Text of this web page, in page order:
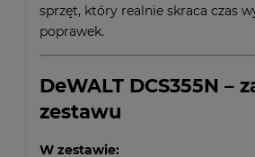
sprzęt, który realnie skraca czas
poprawek.
DeWALT DCS355N –
zestawu
W zestawie: